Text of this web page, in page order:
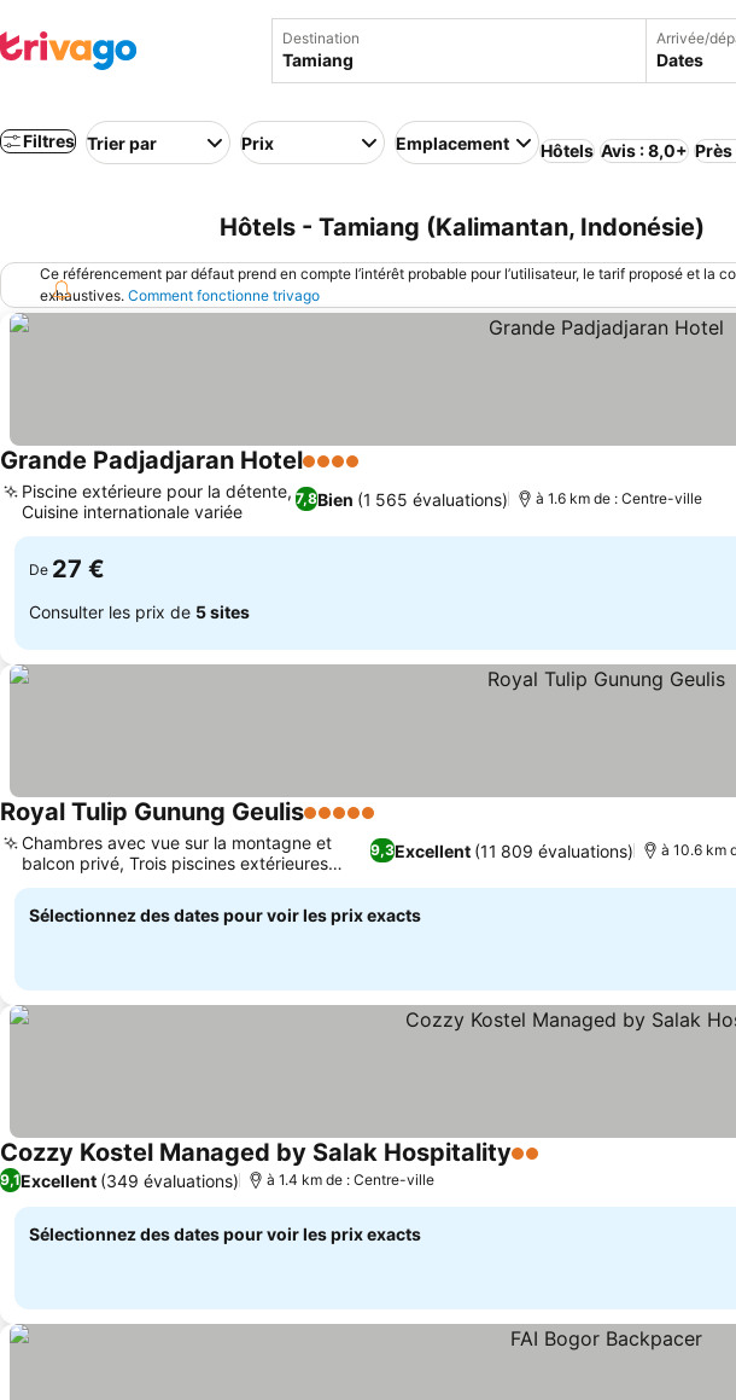
Destination Arrivée/
Dates
Filtres Trier par Prix Emplacement Hôtels Avis : 8,0+
Hôtels - Tamiang (Kalimantan, Indonésie)
Ce référencement par défaut prend en compte l’intérêt probable pour l’utilisateur, le tarif proposé et la
exhaustives. Comment fonctionne trivago
Grande Padjadjaran Hotel4 Étoiles
7,8Bien (1 565 évaluations)
Piscine extérieure pour la détente,
Cuisine internationale variée
à 1.6 km de : Centre-ville
De 27 €
Consulter les prix de 5 sites
Royal Tulip Gunung Geulis5 Étoiles
9,3Excellent (11 809 évaluations)
Chambres avec vue sur la montagne et
balcon privé, Trois piscines extérieures
avec soirées bulles
à 10.6 km
Sélectionnez des dates pour voir les prix exacts
Cozzy Kostel Managed by Salak Hospitality2 Étoiles
9,1Excellent (349 évaluations) à 1.4 km de : Centre-ville
Sélectionnez des dates pour voir les prix exacts